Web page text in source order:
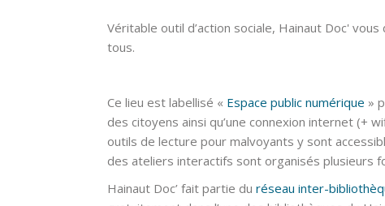
Véritable outil d’action sociale, Hainaut Doc'
tous.
Ce lieu est labellisé « Espace public numérique »
des citoyens ainsi qu’une connexion internet (+
outils de lecture pour malvoyants y sont
des ateliers interactifs sont organisés plusieurs
Hainaut Doc’ fait partie du réseau inter-